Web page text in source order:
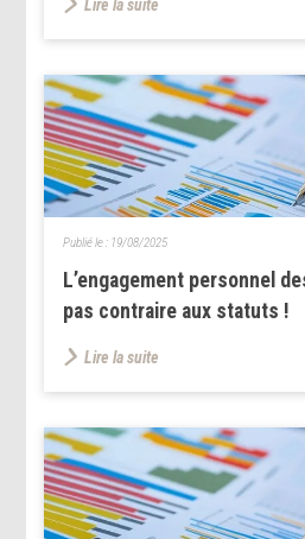
Lire la suite
L’engagement personnel
pas contraire aux statuts !
Publié le : 19/08/2025
Lire la suite